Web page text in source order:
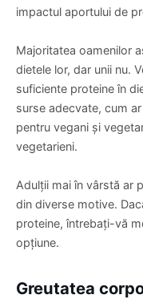
impactul aportului de
Majoritatea oamenilor
dietele lor, dar unii nu.
suficiente proteine în
surse adecvate, cum
pentru vegani și
vegetarieni.
Adulții mai în vârstă ar
din diverse motive.
proteine, întrebați-vă
opțiune.
Greutatea